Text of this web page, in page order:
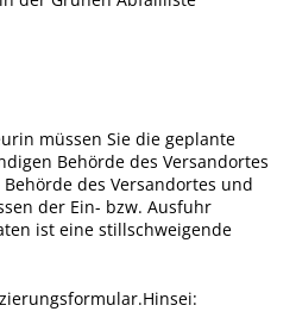
Winterdienst
müssen Sie die geplante
Behörde des Versandortes
Behörde des Versandortes und
der Ein- bzw. Ausfuhr
ist eine stillschweigende